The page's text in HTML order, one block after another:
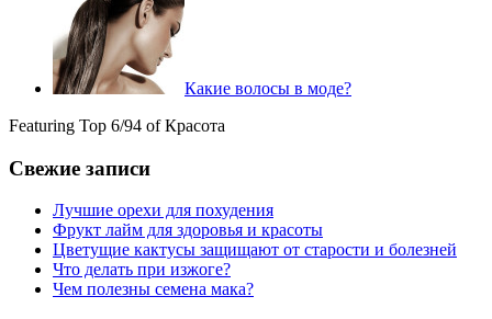
Какие волосы в моде?
Featuring Top 6/94 of Красота
Свежие записи
Лучшие орехи для похудения
Фрукт лайм для здоровья и красоты
Цветущие кактусы защищают от старости и болезней
Что делать при изжоге?
Чем полезны семена мака?